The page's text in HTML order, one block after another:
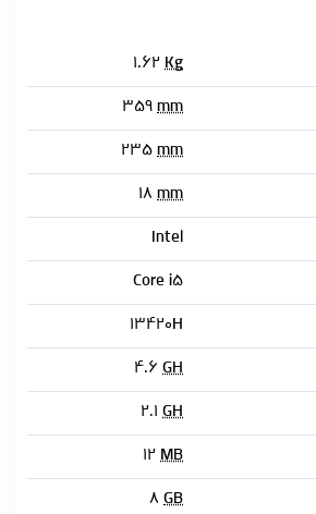
۱.۶۲ Kg
۳۵۹ mm
۲۳۵ mm
۱۸ mm
Intel
Core i۵
۱۳۴۲۰H
۴.۶ GH
۲.۱ GH
۱۲ MB
۸ GB